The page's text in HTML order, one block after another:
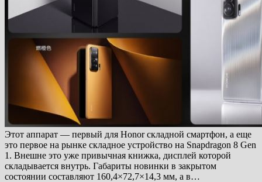
Этот аппарат — первый для Honor складной смартфон, а еще
это первое на рынке складное устройство на Snapdragon 8 Gen
1. Внешне это уже привычная книжка, дисплей которой
складывается внутрь. Габариты новинки в закрытом
состоянии составляют 160,4×72,7×14,3 мм, а в…